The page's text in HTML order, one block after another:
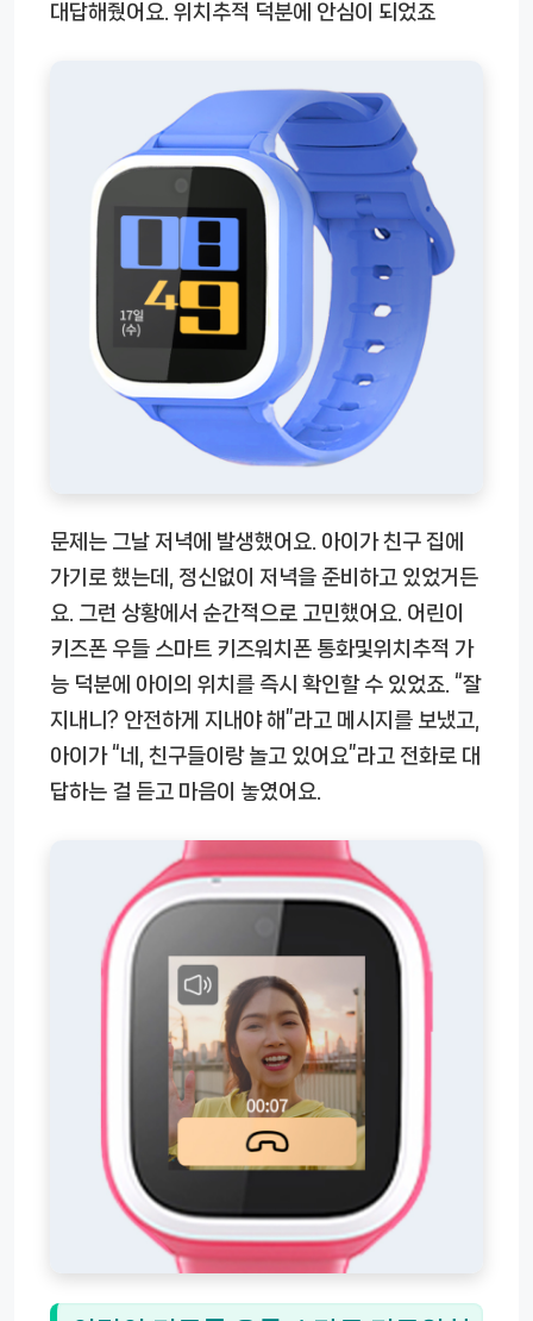
대답해줬어요. 위치추적 덕분에 안심이 되었죠
문제는 그날 저녁에 발생했어요. 아이가 친구 집에
가기로 했는데, 정신없이 저녁을 준비하고 있었거든
요. 그런 상황에서 순간적으로 고민했어요. 어린이
키즈폰 우들 스마트 키즈워치폰 통화및위치추적 가
능 덕분에 아이의 위치를 즉시 확인할 수 있었죠. “잘
지내니? 안전하게 지내야 해”라고 메시지를 보냈고,
아이가 “네, 친구들이랑 놀고 있어요”라고 전화로 대
답하는 걸 듣고 마음이 놓였어요.